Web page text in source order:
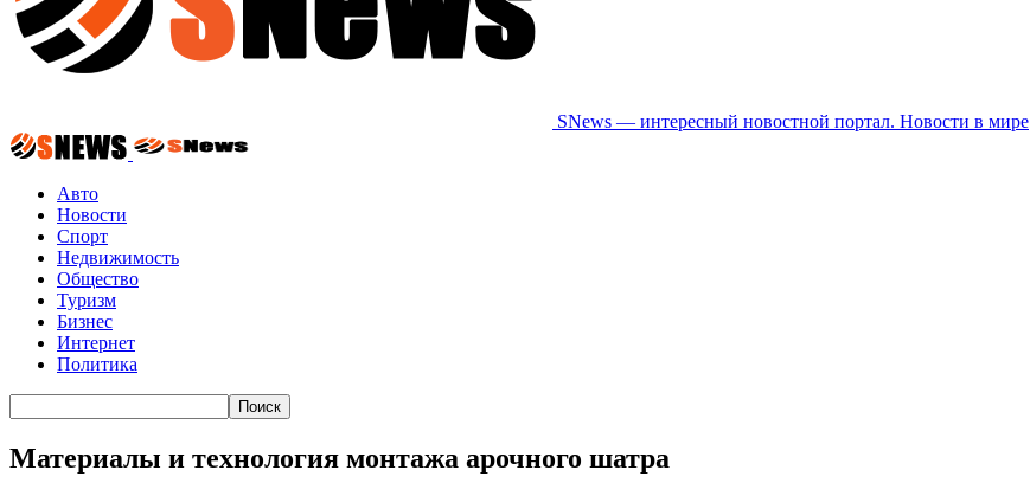
SNews — интересный новостной портал. Новости в мире
Авто
Новости
Спорт
Недвижимость
Общество
Туризм
Бизнес
Интернет
Политика
Материалы и технология монтажа арочного шатра